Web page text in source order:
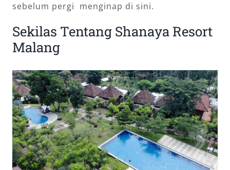
sebelum pergi menginap di sini.
Sekilas Tentang Shanaya Resort
Malang